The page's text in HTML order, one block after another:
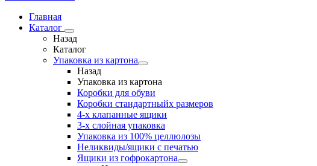
Главная
Каталог
Назад
Каталог
Упаковка из картона
Назад
Упаковка из картона
Коробки для обуви
Коробки стандартныйх размеров
4-х клапанные ящики
3-х слойная упаковка
Упаковка из 100% целлюлозы
Неликвиды/ящики с печатью
Ящики из гофрокартона